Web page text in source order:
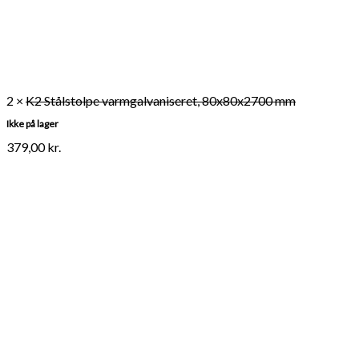
2 × K2 Stålstolpe varmgalvaniseret, 80x80x2700 mm
Ikke på lager
379,00kr.